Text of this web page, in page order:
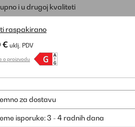
i u drugoj kvaliteti
raspakirano
€ uklj. PDV
o proizvodu
za dostavu
isporuke: 3 - 4 radnih dana